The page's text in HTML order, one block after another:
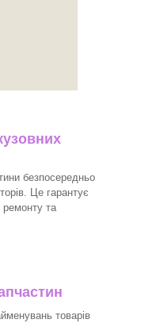
безпосередньо
Це гарантує
ремонту та
товарів